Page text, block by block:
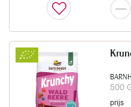
500
prijs